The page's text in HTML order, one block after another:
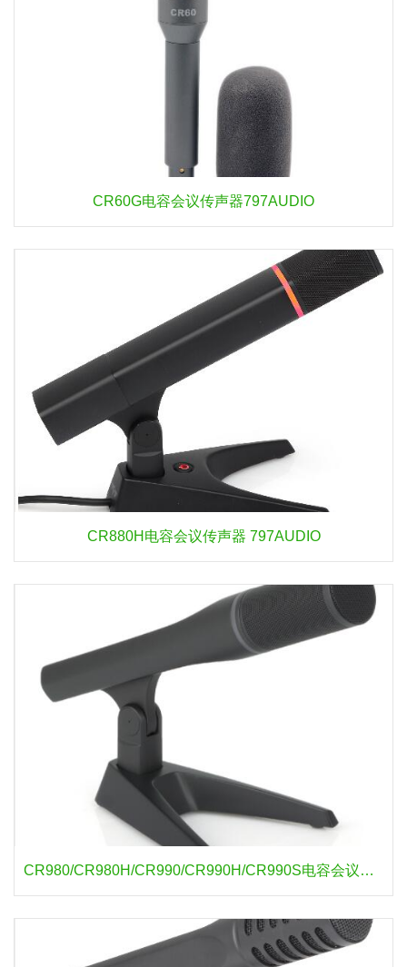
CR60G电容会议传声器797AUDIO
CR880H电容会议传声器 797AUDIO
CR980/CR980H/CR990/CR990H/CR990S电容会议传声器 797AUDIO